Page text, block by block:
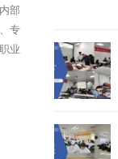
部
专
业